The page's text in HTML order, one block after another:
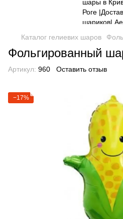
Каталог гелиевих шаров
Фольгированный
Артикул: 960 Оставить отзыв
−17%